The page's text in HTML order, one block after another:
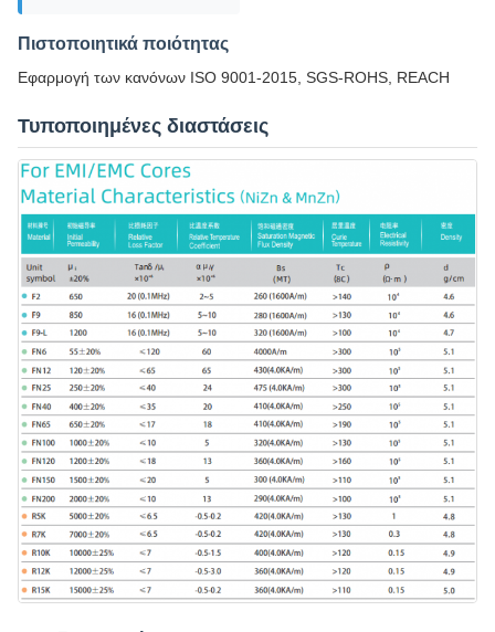
Πιστοποιητικά ποιότητας
Εφαρμογή των κανόνων ISO 9001-2015, SGS-ROHS, REACH
Τυποποιημένες διαστάσεις